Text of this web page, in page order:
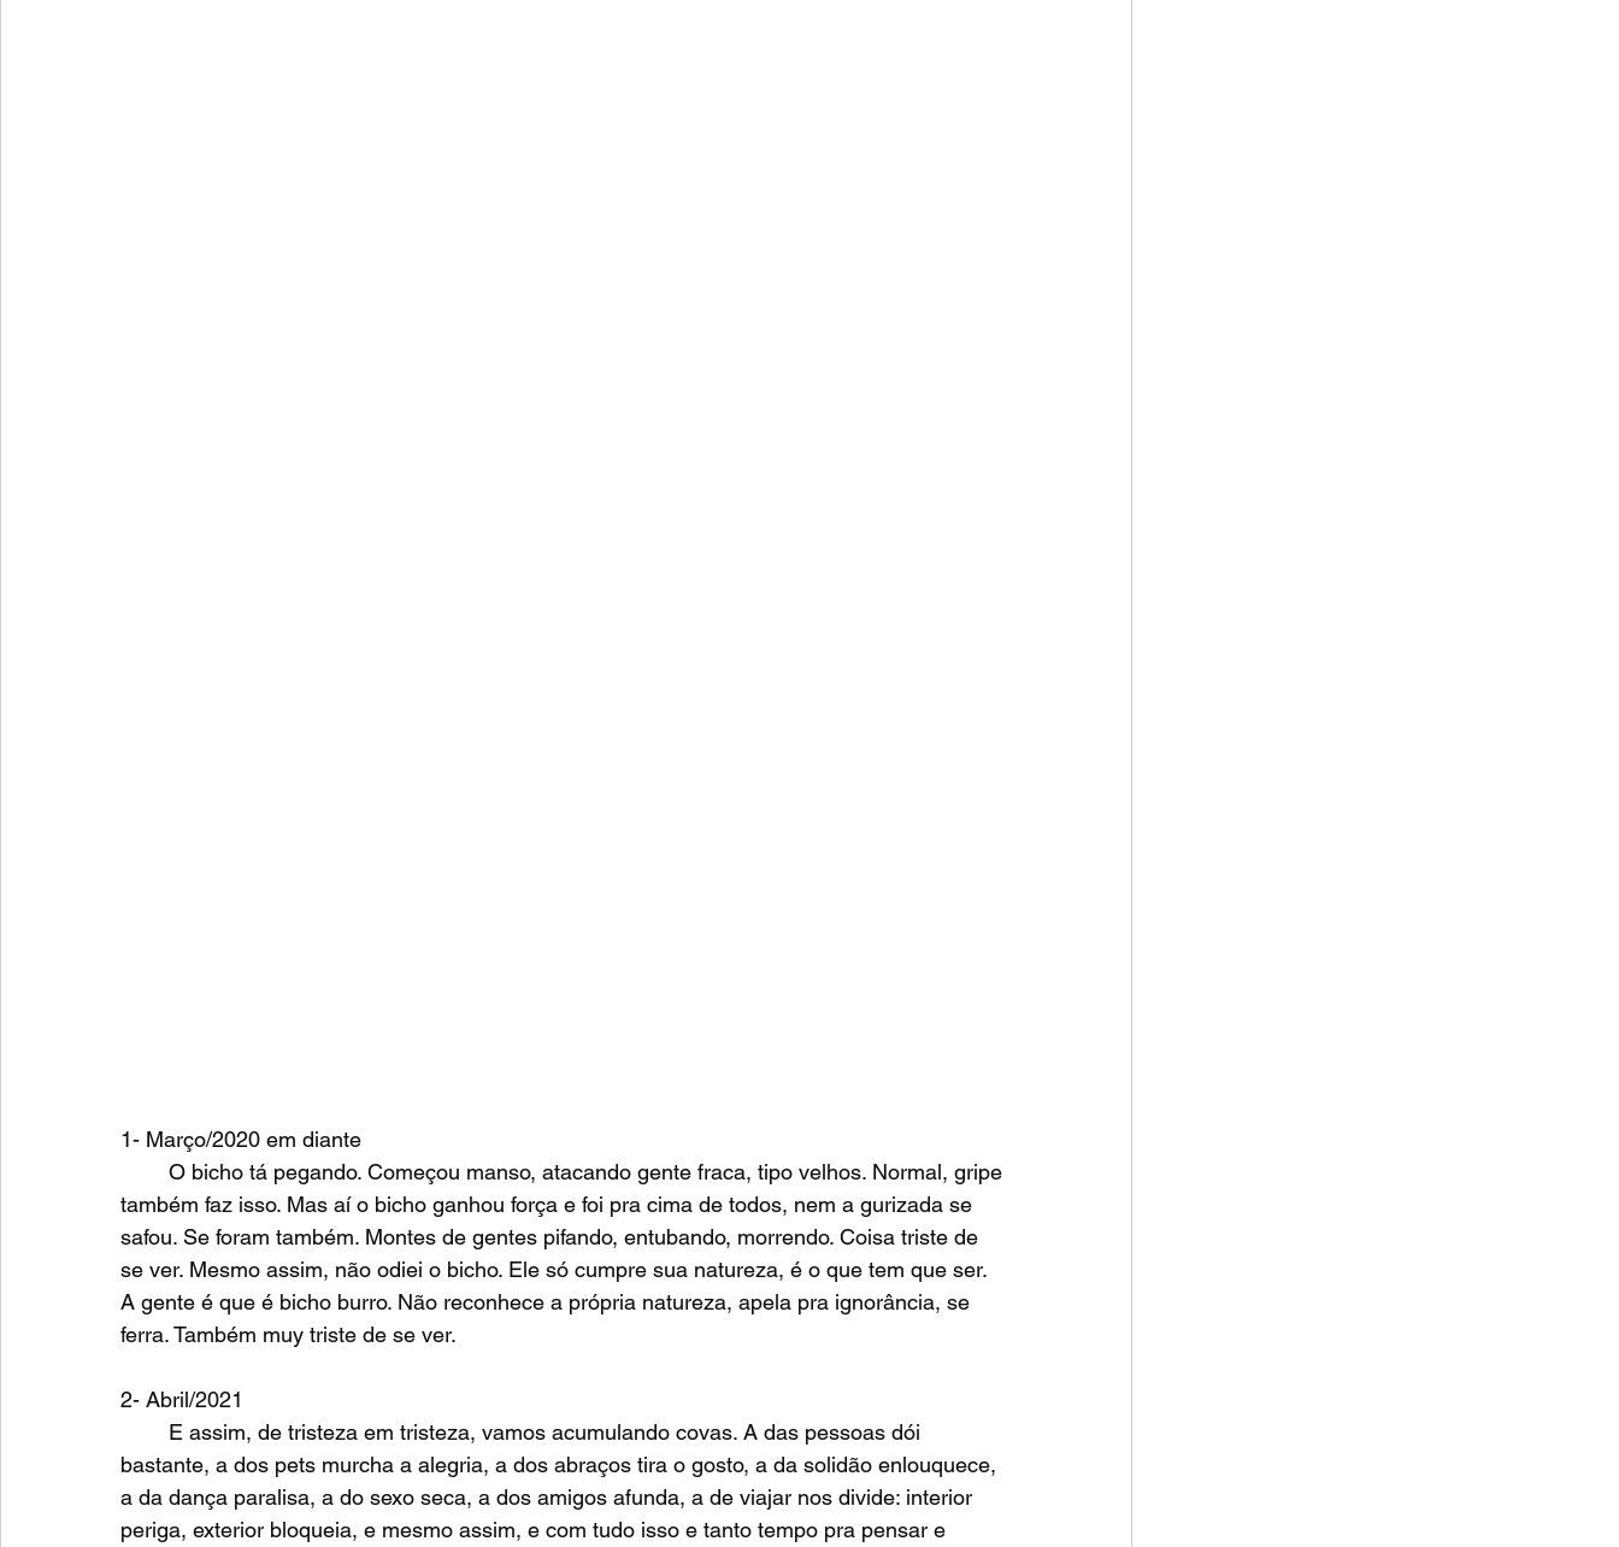
1- Março/2020 em diante
também faz isso. Mas aí o bicho ganhou força e foi pra cima de todos, nem a gurizada se
safou. Se foram também. Montes de gentes pifando, entubando, morrendo. Coisa triste de
se ver. Mesmo assim, não odiei o bicho. Ele só cumpre sua natureza, é o que tem que ser.
A gente é que é bicho burro. Não reconhece a própria natureza, apela pra ignorância, se
ferra. Também muy triste de se ver.
2- Abril/2021
bastante, a dos pets murcha a alegria, a dos abraços tira o gosto, a da solidão enlouquece,
a da dança paralisa, a do sexo seca, a dos amigos afunda, a de viajar nos divide: interior
periga, exterior bloqueia, e mesmo assim, e com tudo isso e tanto tempo pra pensar e